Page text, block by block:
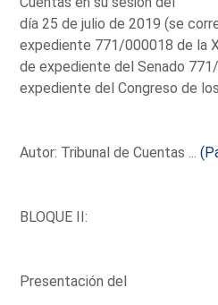
día 25 de julio de 2019 (se
expediente 771/000018 de la
de expediente del Senado
expediente del Congreso de
Autor: Tribunal de Cuentas ...
BLOQUE II:
Presentación del